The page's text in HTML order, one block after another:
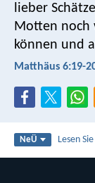
lieber
Motten noch
können und
Matthäus 6:19-
NeÜ Lesen Sie